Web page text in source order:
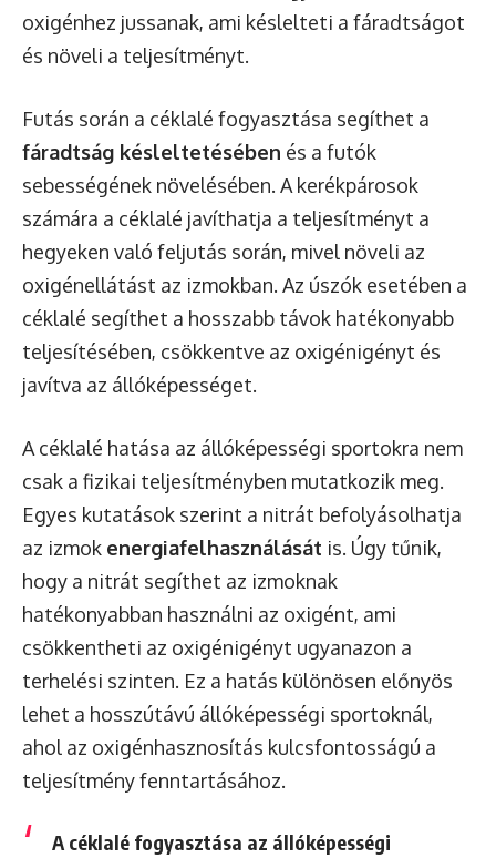
oxigénhez jussanak, ami késlelteti a fáradtságot
és növeli a teljesítményt.
Futás során a céklalé fogyasztása segíthet a
fáradtság késleltetésében és a futók
sebességének növelésében. A kerékpárosok
számára a céklalé javíthatja a teljesítményt a
hegyeken való feljutás során, mivel növeli az
oxigénellátást az izmokban. Az úszók esetében a
céklalé segíthet a hosszabb távok hatékonyabb
teljesítésében, csökkentve az oxigénigényt és
javítva az állóképességet.
A céklalé hatása az állóképességi sportokra nem
csak a fizikai teljesítményben mutatkozik meg.
Egyes kutatások szerint a nitrát befolyásolhatja
az izmok energiafelhasználását is. Úgy tűnik,
hogy a nitrát segíthet az izmoknak
hatékonyabban használni az oxigént, ami
csökkentheti az oxigénigényt ugyanazon a
terhelési szinten. Ez a hatás különösen előnyös
lehet a hosszútávú állóképességi sportoknál,
ahol az oxigénhasznosítás kulcsfontosságú a
teljesítmény fenntartásához.
A céklalé fogyasztása az állóképességi